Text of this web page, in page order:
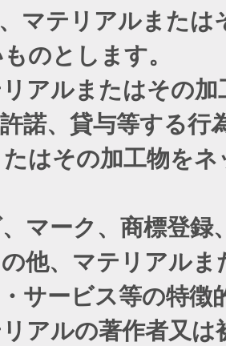
テリアルまたは
のとします。
ルまたはその加
諾、貸与等する行
はその加工物を
ーク、商標登録
他、マテリアル
サービス等の特
ルの著作者又は